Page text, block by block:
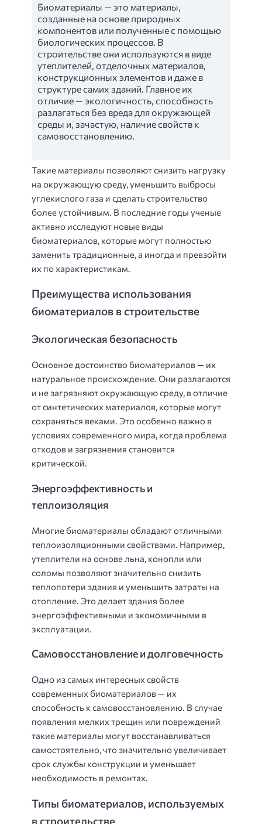
Биоматериалы — это материалы,
созданные на основе природных
компонентов или полученные с помощью
биологических процессов. В
строительстве они используются в виде
утеплителей, отделочных материалов,
конструкционных элементов и даже в
структуре самих зданий. Главное их
отличие — экологичность, способность
разлагаться без вреда для окружающей
среды и, зачастую, наличие свойств к
самовосстановлению.
Такие материалы позволяют снизить нагрузку
на окружающую среду, уменьшить выбросы
углекислого газа и сделать строительство
более устойчивым. В последние годы ученые
активно исследуют новые виды
биоматериалов, которые могут полностью
заменить традиционные, а иногда и превзойти
их по характеристикам.
Преимущества использования
биоматериалов в строительстве
Экологическая безопасность
Основное достоинство биоматериалов — их
натуральное происхождение. Они разлагаются
и не загрязняют окружающую среду, в отличие
от синтетических материалов, которые могут
сохраняться веками. Это особенно важно в
условиях современного мира, когда проблема
отходов и загрязнения становится
критической.
Энергоэффективность и
теплоизоляция
Многие биоматериалы обладают отличными
теплоизоляционными свойствами. Например,
утеплители на основе льна, конопли или
соломы позволяют значительно снизить
теплопотери здания и уменьшить затраты на
отопление. Это делает здания более
энергоэффективными и экономичными в
эксплуатации.
Самовосстановление и долговечность
Одно из самых интересных свойств
современных биоматериалов — их
способность к самовосстановлению. В случае
появления мелких трещин или повреждений
такие материалы могут восстанавливаться
самостоятельно, что значительно увеличивает
срок службы конструкции и уменьшает
необходимость в ремонтах.
Типы биоматериалов, используемых
в строительстве